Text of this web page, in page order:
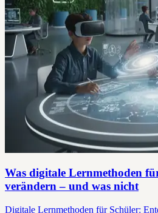
Was digitale Lernmethoden
verändern – und was nicht
Digitale Lernmethoden für Schüler: